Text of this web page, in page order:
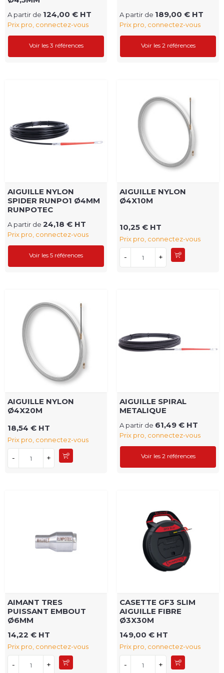
A partir de 124,00 € HT
Prix pro, connectez-vous
Voir les 3 références
A partir de 189,00 € HT
Prix pro, connectez-vous
Voir les 2 références
AIGUILLE NYLON
SPIDER RUNPO1 Ø4MM
RUNPOTEC
A partir de 24,18 € HT
Prix pro, connectez-vous
Voir les 5 références
AIGUILLE NYLON
Ø4X10M
10,25 € HT
Prix pro, connectez-vous
- +
AIGUILLE NYLON
Ø4X20M
18,54 € HT
Prix pro, connectez-vous
- +
AIGUILLE SPIRAL
METALIQUE
A partir de 61,49 € HT
Prix pro, connectez-vous
Voir les 2 références
AIMANT TRES
PUISSANT EMBOUT
Ø6MM
14,22 € HT
Prix pro, connectez-vous
- +
CASETTE GF3 SLIM
AIGUILLE FIBRE
Ø3X30M
149,00 € HT
Prix pro, connectez-vous
- +